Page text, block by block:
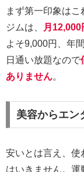
まず第一印象は
ジムは、
月
よそ9,000円、年
日通い放題なので
ありません。
美容からエン
安いとは言え、使
はいきません。